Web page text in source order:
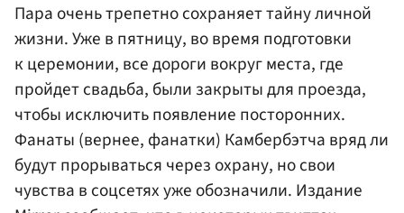
Пара очень трепетно сохраняет тайну личной
жизни. Уже в пятницу, во время подготовки
к церемонии, все дороги вокруг места, где
пройдет свадьба, были закрыты для проезда,
чтобы исключить появление посторонних.
Фанаты (вернее, фанатки) Камбербэтча вряд ли
будут прорываться через охрану, но свои
чувства в соцсетях уже обозначили. Издание